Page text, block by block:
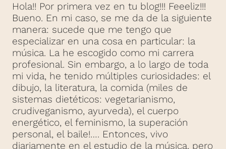
Hola!! Por primera vez en tu blog!!! Feeeliz!!!
Bueno. En mi caso, se me da de la siguiente
manera: sucede que me tengo que
especializar en una cosa en particular: la
música. La he escogido como mi carrera
profesional. Sin embargo, a lo largo de toda
mi vida, he tenido múltiples curiosidades: el
dibujo, la literatura, la comida (miles de
sistemas dietéticos: vegetarianismo,
crudiveganismo, ayurveda), el cuerpo
energético, el feminismo, la superación
personal, el baile!…. Entonces, vivo
diariamente en el estudio de la música, pero